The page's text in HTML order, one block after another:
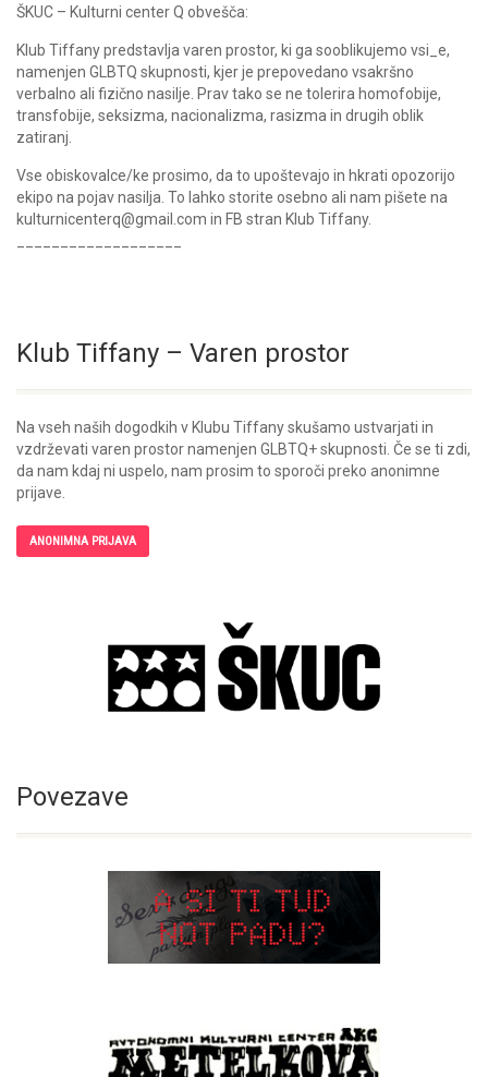
ŠKUC – Kulturni center Q obvešča:
Klub Tiffany predstavlja varen prostor, ki ga sooblikujemo vsi_e,
namenjen GLBTQ skupnosti, kjer je prepovedano vsakršno
verbalno ali fizično nasilje. Prav tako se ne tolerira homofobije,
transfobije, seksizma, nacionalizma, rasizma in drugih oblik
zatiranj.
Vse obiskovalce/ke prosimo, da to upoštevajo in hkrati opozorijo
ekipo na pojav nasilja. To lahko storite osebno ali nam pišete na
kulturnicenterq@gmail.com in FB stran Klub Tiffany.
Klub Tiffany – Varen prostor
Na vseh naših dogodkih v Klubu Tiffany skušamo ustvarjati in
vzdrževati varen prostor namenjen GLBTQ+ skupnosti. Če se ti zdi,
da nam kdaj ni uspelo, nam prosim to sporoči preko anonimne
prijave.
ANONIMNA PRIJAVA
Povezave